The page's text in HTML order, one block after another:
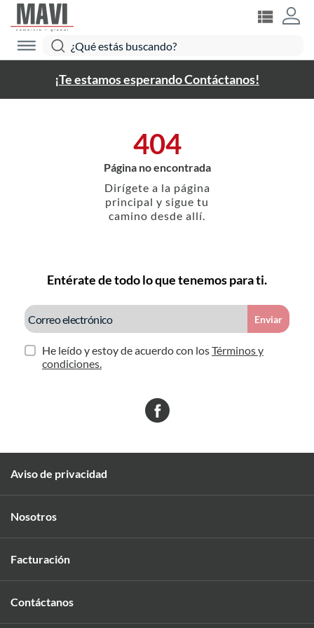
¡Te estamos esperando Contáctanos!
404
Página no encontrada
Dirígete a la página
principal y sigue tu
camino desde allí.
Entérate de todo lo que tenemos para ti.
Enviar
He leído y estoy de acuerdo con losTérminos y
condiciones.
Aviso de privacidad
Nosotros
Facturación
Contáctanos